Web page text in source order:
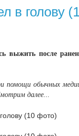
в голову
выжить после
помощи обычных
далее...